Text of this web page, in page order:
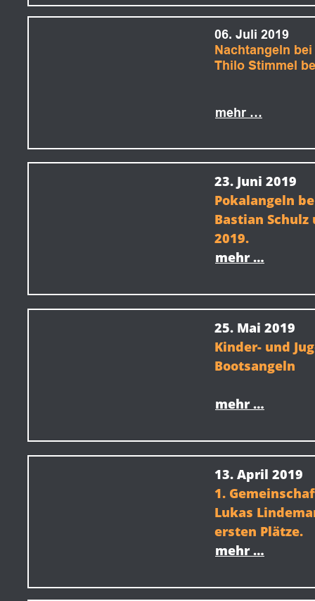
13. April 2019
1.
Lukas
ersten Plätze.
mehr …
23. Juni 2019
Pokalangeln
Bastian
2019.
mehr …
25. Mai 2019
Kinder- und
Bootsangeln
mehr …
06. Juli 2019
Nachtangeln bei
Thilo Stimmel
mehr …